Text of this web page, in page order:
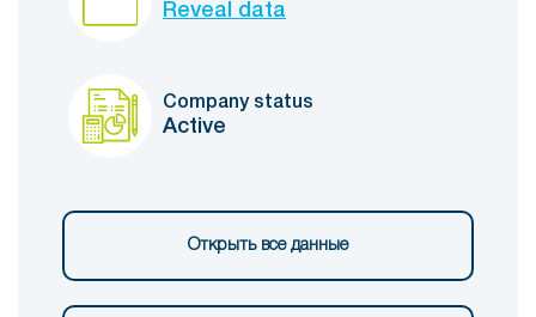
Reveal data
Company status
Active
Открыть все данные